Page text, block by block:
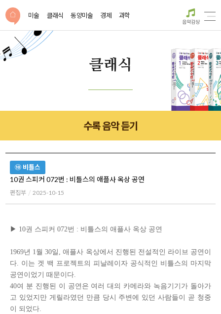
미술 클래식 동양미술 경제 과학
음악감상
클래식
수록 음악 듣기
⑩ 비틀스
10권 스피커 072번 : 비틀스의 애플사 옥상 공연
편집부 2025-10-15
▶ 10권 스피커 072번 : 비틀스의 애플사 옥상 공연
1969년 1월 30일, 애플사 옥상에서 진행된 전설적인 라이브 공연이
다. 이는 겟 백 프로젝트의 피날레이자 공식적인 비틀스의 마지막
공연이었기 때문이다.
40여 분 진행된 이 공연은 여러 대의 카메라와 녹음기기가 돌아가
고 있었지만 게릴라였던 만큼 당시 주변에 있던 사람들이 곧 청중
이 되었다.